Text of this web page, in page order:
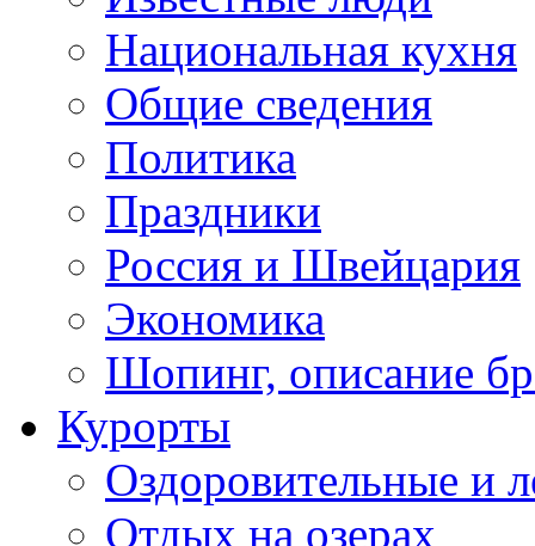
Национальная кухня
Общие сведения
Политика
Праздники
Россия и Швейцария
Экономика
Шопинг, описание
Курорты
Оздоровительные и
Отдых на озерах